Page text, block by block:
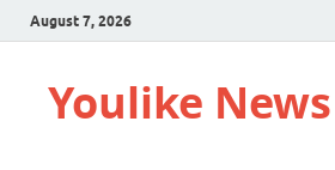
August 7, 2026
Youlike News